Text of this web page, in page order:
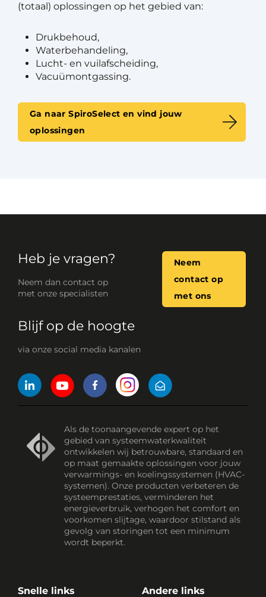
(totaal) oplossingen op het gebied van:
Drukbehoud,
Waterbehandeling,
Lucht- en vuilafscheiding,
Vacuümontgassing.
Ga naar SpiroSelect en vind jouw
oplossingen
Heb je vragen?
Neem dan contact op
met onze specialisten
Neem
contact op
met ons
Blijf op de hoogte
via onze social media kanalen
Als de toonaangevende expert op het
gebied van systeemwaterkwaliteit
ontwikkelen wij betrouwbare, standaard en
op maat gemaakte oplossingen voor jouw
verwarmings- en koelingssystemen (HVAC-
systemen). Onze producten verbeteren de
systeemprestaties, verminderen het
energieverbruik, verhogen het comfort en
voorkomen slijtage, waardoor stilstand als
gevolg van storingen tot een minimum
wordt beperkt.
Snelle links Andere links